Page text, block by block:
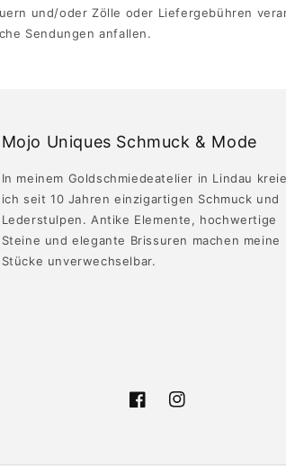
und/oder Zölle oder Liefergebühren
Sendungen anfallen.
Mojo Uniques Schmuck & Mode
In meinem Goldschmiedeatelier in Lindau
ich seit 10 Jahren einzigartigen Schmuck und
Lederstulpen. Antike Elemente, hochwertige
Steine und elegante Brissuren machen meine
Stücke unverwechselbar.
FacebookInstagram